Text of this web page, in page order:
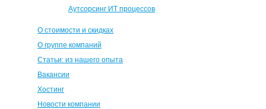
Аутсорсинг ИТ процессов
О стоимости и скидках
О группе компаний
Статьи: из нашего опыта
Вакансии
Хостинг
Новости компании